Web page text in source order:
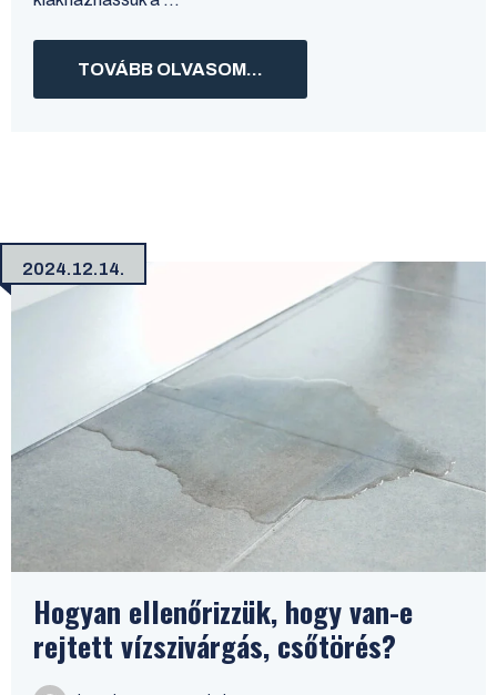
TOVÁBB OLVASOM...
2024.12.14.
Hogyan ellenőrizzük, hogy van-e
rejtett vízszivárgás, csőtörés?